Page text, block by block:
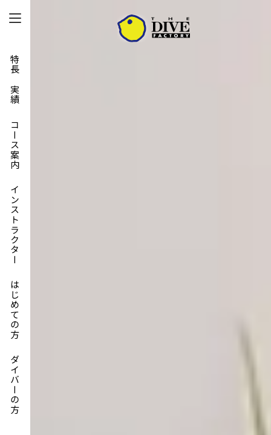
特長と実績
コース案内
インストラクター
はじめての方
ダイバーの方